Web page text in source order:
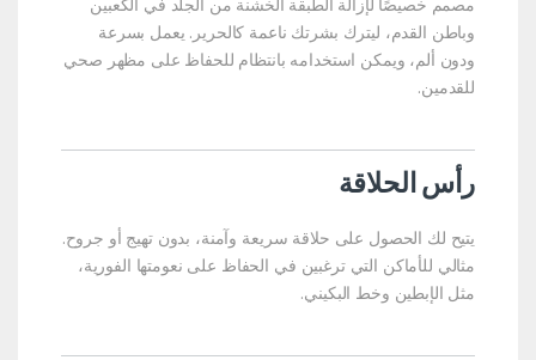
مصمم خصيصًا لإزالة الطبقة الخشنة من الجلد في الكعبين
وباطن القدم، ليترك بشرتك ناعمة كالحرير. يعمل بسرعة
ودون ألم، ويمكن استخدامه بانتظام للحفاظ على مظهر صحي
للقدمين.
رأس الحلاقة
يتيح لك الحصول على حلاقة سريعة وآمنة، بدون تهيج أو جروح.
مثالي للأماكن التي ترغبين في الحفاظ على نعومتها الفورية،
مثل الإبطين وخط البكيني.